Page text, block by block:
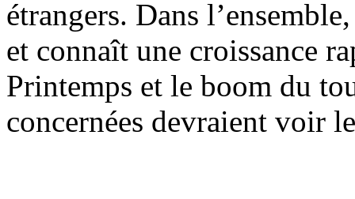
étrangers. Dans
et connaît une croissance
Printemps et le boom du
concernées devraient voir